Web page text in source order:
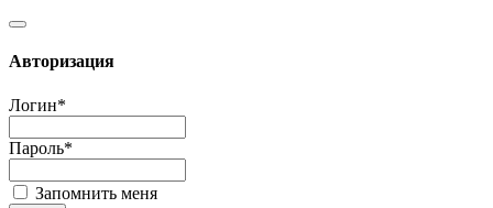
Авторизация
Логин*
Пароль*
Запомнить меня